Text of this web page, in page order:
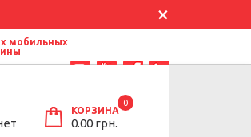
мобильных
КОРЗИНА
0
0.00 грн.